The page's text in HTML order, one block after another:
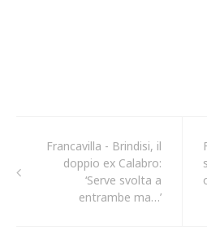
Francavilla - Brindisi, il
doppio ex Calabro:
‘Serve svolta a
entrambe ma…’